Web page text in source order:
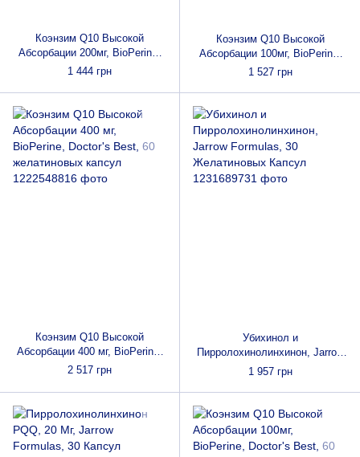
Коэнзим Q10 Высокой
Абсорбации 200мг, BioPerine,
Doctor's Best, 60
1 444 грн
Коэнзим Q10 Высокой
Абсорбации 100мг, BioPerine,
Doctor's Best, 120 гелевых
1 527 грн
Коэнзим Q10 Высокой
Абсорбации 400 мг, BioPerine,
Doctor's Best, 60 желатиновых
2 517 грн
Убихинол и
Пирролохинолинхинон, Jarrow
Formulas, 30 Желатиновых
Капсул
1 957 грн